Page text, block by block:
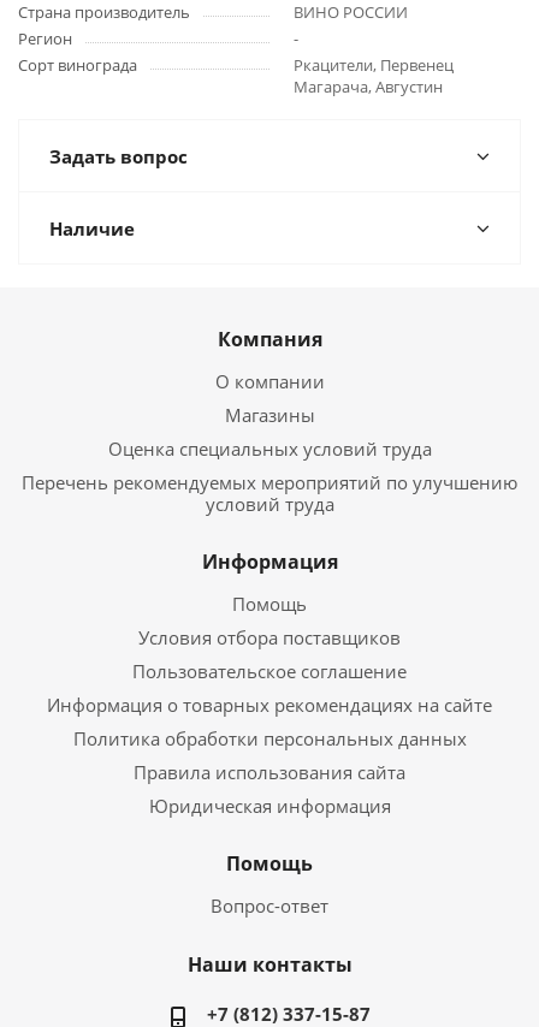
Страна производитель
ВИНО РОССИИ
Регион
-
Сорт винограда
Ркацители, Первенец
Магарача, Августин
Задать вопрос
Наличие
Компания
О компании
Магазины
Оценка специальных условий труда
Перечень рекомендуемых мероприятий по улучшению
условий труда
Информация
Помощь
Условия отбора поставщиков
Пользовательское соглашение
Информация о товарных рекомендациях на сайте
Политика обработки персональных данных
Правила использования сайта
Юридическая информация
Помощь
Вопрос-ответ
Наши контакты
+7 (812) 337-15-87